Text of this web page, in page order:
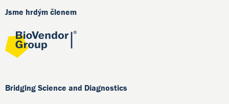
Jsme hrdým členem
Bridging Science and Diagnostics